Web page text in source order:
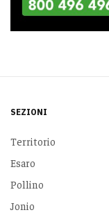
SEZIONI
Territorio
Esaro
Pollino
Jonio